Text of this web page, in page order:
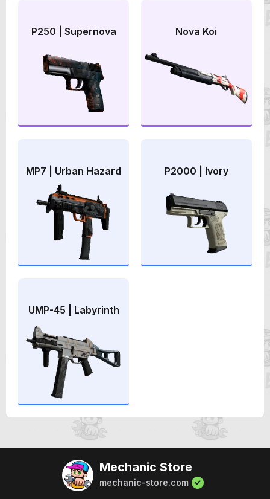
P250 | Supernova Nova Koi
MP7 | Urban Hazard P2000 | Ivory
UMP-45 | Labyrinth
Mechanic Store
mechanic-store.com